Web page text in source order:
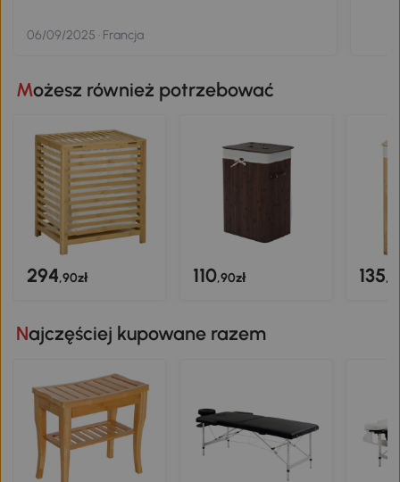
06/09/2025 · Francja
Możesz również potrzebować
294,90zł 110,90zł 135
Najczęściej kupowane razem